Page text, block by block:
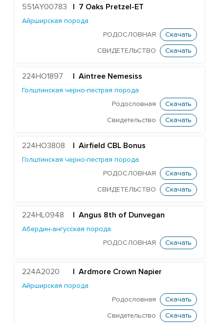
Голштинская красно-пестрая порода
Голштинская черно-пестрая порода
HighHopes Dr Pepper ET
Curtismill Wintery
Errolstone Zeus
Glamour Jabir Craven
Wiltor Cruise
551AY00783 | 7 Oaks Pretzel-ET
Айрширская порода
РОДОСЛОВНАЯ
Скачать
СВИДЕТЕЛЬСТВО Скачать
224HO1897 Aintree Nemesiss
Голштинская черно-пестрая порода
Родословная
Скачать
Свидетельство Скачать
224HO3808 | Airfield CBL Bonus
Голштинская черно-пестрая порода
РОДОСЛОВНАЯ
Скачать
СВИДЕТЕЛЬСТВО Скачать
224HL0948 | Angus 8th of Dunvegan
Абердин-ангусская порода
РОДОСЛОВНАЯ
Скачать
224A2020 Ardmore Crown Napier
Айрширская порода
Родословная
Скачать
Свидетельство Скачать